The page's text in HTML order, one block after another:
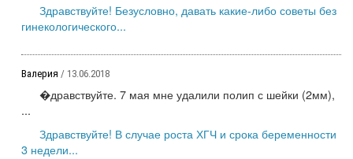
Здравствуйте! Безусловно, давать какие-либо советы без
гинекологического...
Валерия / 13.06.2018
�дравствуйте. 7 мая мне удалили полип с шейки (2мм),
...
Здравствуйте! В случае роста ХГЧ и срока беременности
3 недели...